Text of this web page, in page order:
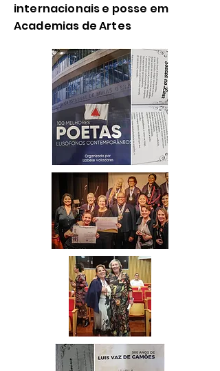
internacionais e posse em
Academias de Artes